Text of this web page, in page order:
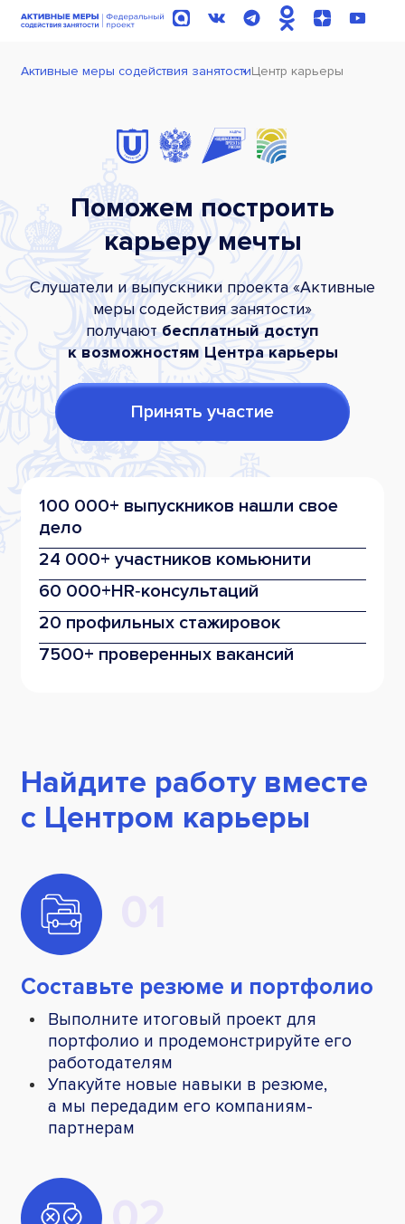
Активные меры содействия занятостиЦентр карьеры
Поможем построить
карьеру мечты
Слушатели и выпускники проекта «Активные
меры содействия занятости»
получаютбесплатный доступ
к возможностям Центра карьеры
Принять участие
100 000+ выпускников нашли свое
дело
24 000+ участников комьюнити
60 000+HR‑консультаций
20 профильных стажировок
7500+ проверенных вакансий
Найдите работу вместе
с Центром карьеры
Составьте резюме и портфолио
Выполните итоговый проект для
портфолио и продемонстрируйте его
работодателям
Упакуйте новые навыки в резюме,
а мы передадим его компаниям-
партнерам